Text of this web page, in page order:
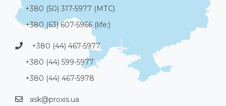
+380 (50) 317-5977 (МТС)
+380 (63) 607-5966 (life:)
+380 (44) 467-5977
+380 (44) 599-5977
+380 (44) 467-5978
ask@proxis.ua